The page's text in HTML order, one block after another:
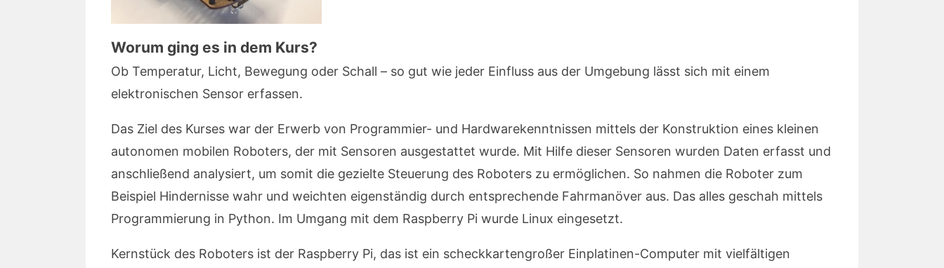
Worum ging es in dem Kurs?
Ob Temperatur, Licht, Bewegung oder Schall – so gut wie jeder Einfluss aus der Umgebung lässt sich mit einem
elektronischen Sensor erfassen.
Das Ziel des Kurses war der Erwerb von Programmier- und Hardwarekenntnissen mittels der Konstruktion eines kleinen
autonomen mobilen Roboters, der mit Sensoren ausgestattet wurde. Mit Hilfe dieser Sensoren wurden Daten erfasst und
anschließend analysiert, um somit die gezielte Steuerung des Roboters zu ermöglichen. So nahmen die Roboter zum
Beispiel Hindernisse wahr und weichten eigenständig durch entsprechende Fahrmanöver aus. Das alles geschah mittels
Programmierung in Python. Im Umgang mit dem Raspberry Pi wurde Linux eingesetzt.
Kernstück des Roboters ist der Raspberry Pi, das ist ein scheckkartengroßer Einplatinen-Computer mit vielfältigen